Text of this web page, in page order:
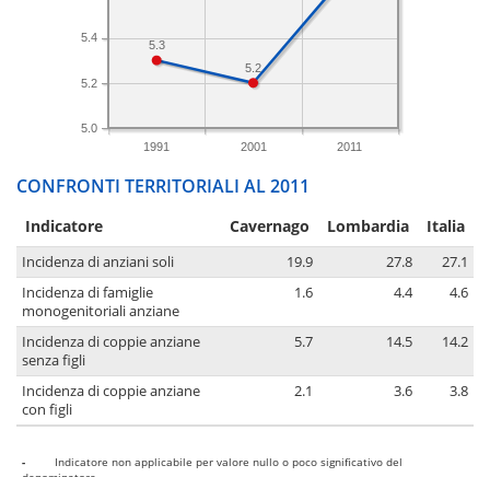
1991 2001 2011
5.0
5.2
5.4
5.2
5.3
CONFRONTI TERRITORIALI AL 2011
Indicatore Cavernago Lombardia Italia
Incidenza di anziani soli 19.9 27.8
27.1
Incidenza di famiglie
monogenitoriali anziane
1.6 4.4 4.6
Incidenza di coppie anziane
senza figli
5.7 14.5 14.2
Incidenza di coppie anziane
con figli
2.1 3.6 3.8
-
Indicatore non applicabile per valore nullo o poco significativo del